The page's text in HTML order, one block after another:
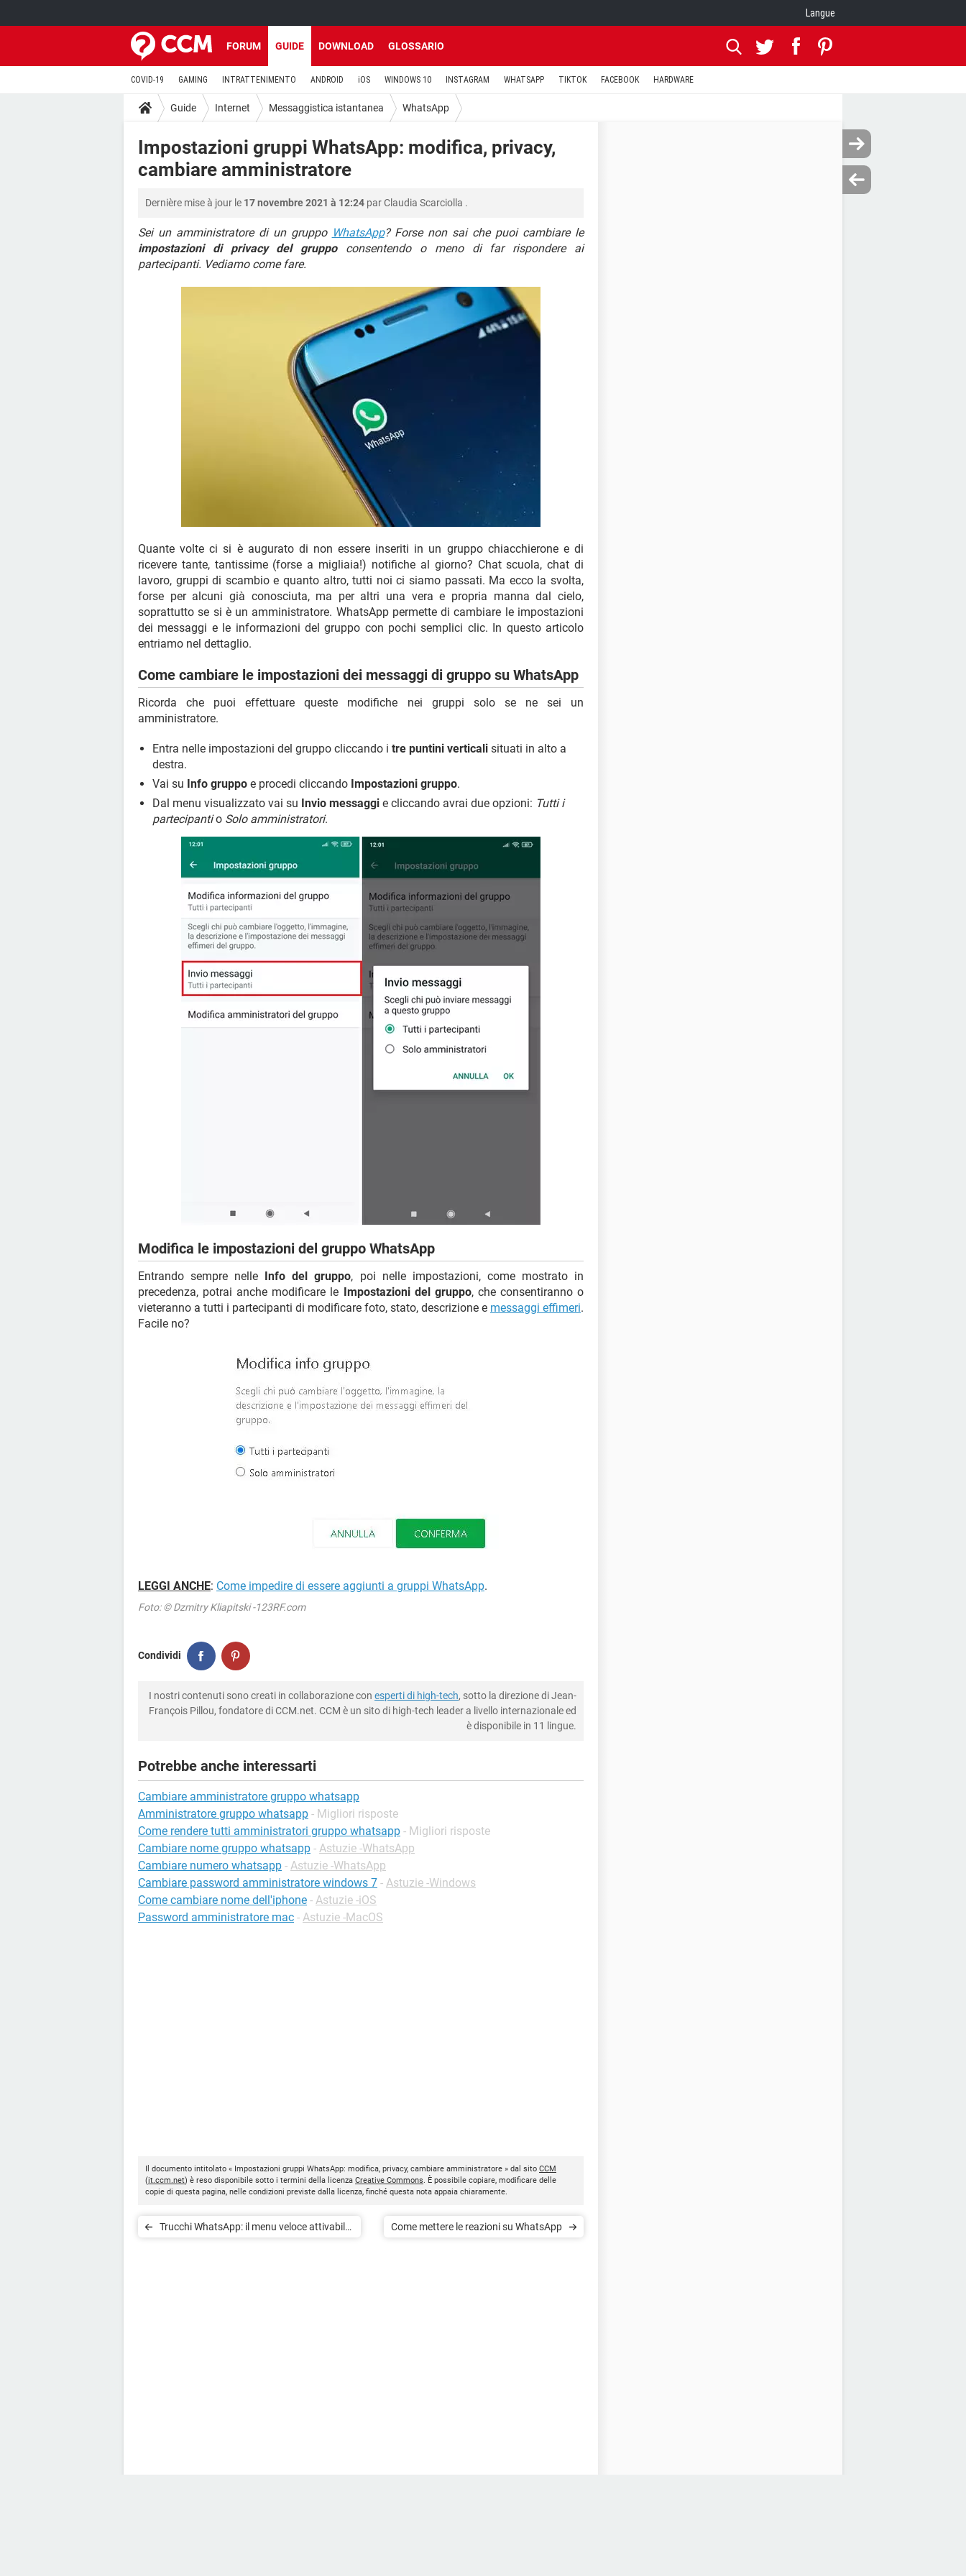
Langue
FORUM GUIDE DOWNLOAD GLOSSARIO
COVID-19 GAMING INTRATTENIMENTO ANDROID iOS WINDOWS 10 INSTAGRAM WHATSAPP TIKTOK FACEBOOK HARDWARE
Guide Internet Messaggistica istantanea WhatsApp
Impostazioni gruppi WhatsApp: modifica, privacy,
cambiare amministratore
Dernière mise à jour le 17 novembre 2021 à 12:24 parClaudia Scarciolla .
Sei un amministratore di un gruppo WhatsApp? Forse non sai che puoi cambiare le
impostazioni di privacy del gruppoconsentendo o meno di far rispondere ai
partecipanti. Vediamo come fare.
Quante volte ci si è augurato di non essere inseriti in un gruppo chiacchierone e di
ricevere tante, tantissime (forse a migliaia!) notifiche al giorno? Chat scuola, chat di
lavoro, gruppi di scambio e quanto altro, tutti noi ci siamo passati. Ma ecco la svolta,
forse per alcuni già conosciuta, ma per altri una vera e propria manna dal cielo,
soprattutto se si è un amministratore. WhatsApp permette di cambiare le impostazioni
dei messaggi e le informazioni del gruppo con pochi semplici clic. In questo articolo
entriamo nel dettaglio.
Come cambiare le impostazioni dei messaggi di gruppo su WhatsApp
Ricorda che puoi effettuare queste modifiche nei gruppi solo se ne sei un
amministratore.
Entra nelle impostazioni del gruppo cliccando i tre puntini verticali situati in alto a
destra.
Vai su Info gruppo e procedi cliccando Impostazioni gruppo.
Dal menu visualizzato vai su Invio messaggi e cliccando avrai due opzioni: Tutti i
partecipantio Solo amministratori.
Modifica le impostazioni del gruppo WhatsApp
Entrando sempre nelle Info del gruppo, poi nelle impostazioni, come mostrato in
precedenza, potrai anche modificare le
Impostazioni del gruppo, che consentiranno o
vieteranno a tutti i partecipanti di modificare foto, stato, descrizione e messaggi effimeri.
Facile no?
LEGGI ANCHE: Come impedire di essere aggiunti a gruppi WhatsApp.
Foto: © Dzmitry Kliapitski -123RF.com
Condividi
I nostri contenuti sono creati in collaborazione con esperti di high-tech, sotto la direzione di Jean-
François Pillou, fondatore di CCM.net. CCM è un sito di high-tech leader a livello internazionale ed
è disponibile in 11 lingue.
Potrebbe anche interessarti
Cambiare amministratore gruppo whatsapp
Amministratore gruppo whatsapp - Migliori risposte
Come rendere tutti amministratori gruppo whatsapp - Migliori risposte
Cambiare nome gruppo whatsapp - Astuzie -WhatsApp
Cambiare numero whatsapp - Astuzie -WhatsApp
Cambiare password amministratore windows 7 - Astuzie -Windows
Come cambiare nome dell'iphone - Astuzie -iOS
Password amministratore mac - Astuzie -MacOS
Il documento intitolato « Impostazioni gruppi WhatsApp: modifica, privacy, cambiare amministratore » dal sito CCM
(it.ccm.net) è reso disponibile sotto i termini della licenza Creative Commons. È possibile copiare, modificare delle
copie di questa pagina, nelle condizioni previste dalla licenza, finché questa nota appaia chiaramente.
Trucchi WhatsApp: il menu veloce attivabile
Come mettere le reazioni su WhatsApp